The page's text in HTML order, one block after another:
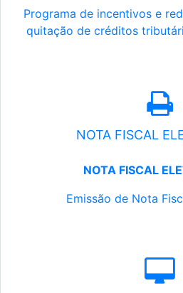
Programa de incentivos e
quitação de créditos
NOTA FISCAL
NOTA FISCAL
Emissão de Nota